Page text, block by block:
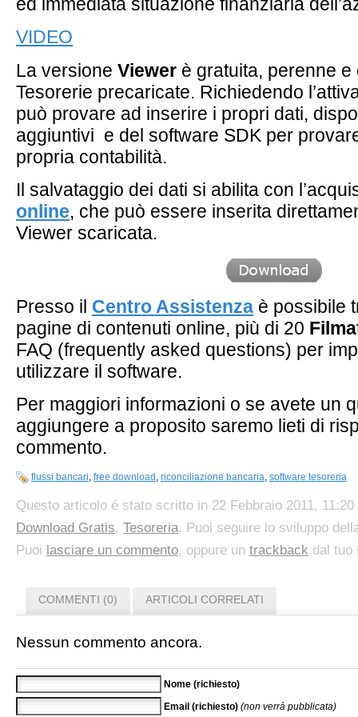
VIDEO
La versione Viewer è gratuita, perenne
Tesorerie precaricate. Richiedendo
può provare ad inserire i propri dati,
aggiuntivi e del software SDK per
propria contabilità.
Il salvataggio dei dati si abilita con
online, che può essere inserita
Viewer scaricata.
Presso il Centro Assistenza è possibile
pagine di contenuti online, più di 20
FAQ (frequently asked questions) per
utilizzare il software.
Per maggiori informazioni o se avete un
aggiungere a proposito saremo lieti di
commento.
flussi bancari free download riconciliazione bancaria software tesoreria
Questo articolo é stato scritto in 22 Febbraio 2011,
Download Gratis, Tesoreria. Puoi seguire lo sviluppo
Puoi lasciare un commento, oppure un trackback dal tuo
COMMENTI (0) ARTICOLI CORRELATI
Nessun commento ancora.
Nome (richiesto)
Email (richiesto) (non verrà pubblicata)